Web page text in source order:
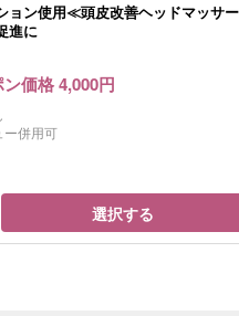
ョン使用≪頭皮改善ヘッドマッサー
進に
価格 4,000円
ー併用可
選択する